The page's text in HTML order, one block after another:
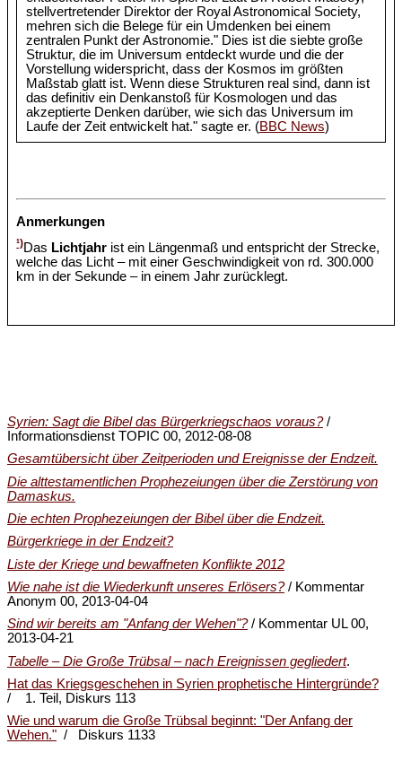
stellvertretender Direktor der Royal Astronomical Society,
mehren sich die Belege für ein Umdenken bei einem
zentralen Punkt der Astronomie." Dies ist die siebte große
Struktur, die im Universum entdeckt wurde und die der
Vorstellung widerspricht, dass der Kosmos im größten
Maßstab glatt ist. Wenn diese Strukturen real sind, dann ist
das definitiv ein Denkanstoß für Kosmologen und das
akzeptierte Denken darüber, wie sich das Universum im
Laufe der Zeit entwickelt hat." sagte er. (BBC News)
Anmerkungen
¹)Das Lichtjahr ist ein Längenmaß und entspricht der Strecke,
welche das Licht – mit einer Geschwindigkeit von rd. 300.000
km in der Sekunde – in einem Jahr zurücklegt.
Syrien: Sagt die Bibel das Bürgerkriegschaos voraus?/
Informationsdienst TOPIC 00, 2012-08-08
Gesamtübersicht über Zeitperioden und Ereignisse der Endzeit.
Die alttestamentlichen Prophezeiungen über die Zerstörung von
Damaskus.
Die echten Prophezeiungen der Bibel über die Endzeit.
Bürgerkriege in der Endzeit?
Liste der Kriege und bewaffneten Konflikte 2012
Wie nahe ist die Wiederkunft unseres Erlösers?/ Kommentar
Anonym 00, 2013-04-04
Sind wir bereits am "Anfang der Wehen"?/ Kommentar UL 00,
2013-04-21
Tabelle – Die Große Trübsal – nach Ereignissen gegliedert.
Hat das Kriegsgeschehen in Syrien prophetische Hintergründe?
/ 1. Teil, Diskurs 113
Wie und warum die Große Trübsal beginnt: "Der Anfang der
Wehen." / Diskurs 1133